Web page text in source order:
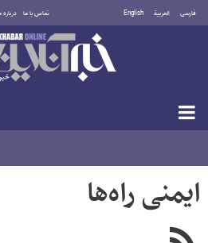
فارسی العربية English تماس با ما درباره
یکشنبه ۱۸ مرداد ۱۴۰۵
ایمنی راه‌ها